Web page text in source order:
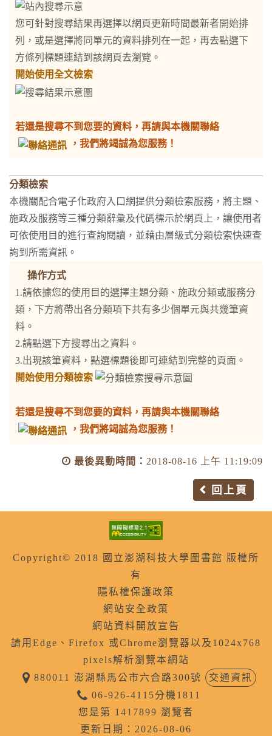
您可針對搜尋結果再選擇以網頁更新時間最新者開始排
列，或是選擇將同單元的資料排列在一起，再去點選下
方條列標題連結到該網頁去瀏覽。
開始使用全文檢索
若還是搜尋不到您要的資料，再請與本機關聯絡
，我們將竭誠為您服務！
分類檢索
本機關配合電子化政府入口網提供分類檢索服務，將主題、
施政及服務等三種分類辭彙及代碼標示於網頁上，讓使用者
可依使用目的進行查詢閱讀，並藉由層級式分類檢索快速查
詢到所需資訊。
操作方式
1.請依據您的使用目的選擇主題分類、施政分類或服務分
類，下方將帶出各分類項下共有多少個單元與共幾筆資
料。
2.請點選下方搜尋出之資料。
3.出現該筆資料，點選標題後即可連結到完整的頁面。
開始使用分類檢索
若還是搜尋不到您要的資料，再請與本機關聯絡
，我們將竭誠為您服務！
最後異動時間： 2018-08-16 上午 11:19:09
回上頁
Copyright© 2018 國立澎湖科技大學圖書館 版權所
有
隱私權保護政策
網站安全政策
網站資料開放宣告
請用Edge、Firefox 或Chrome瀏覽器以及1024x768
pixels解析瀏覽本網站
880011 澎湖縣馬公市六合路300號
交通資訊
06-926-4115分機1811
您是第 1417899 瀏覽者
更新日期：2026-08-06